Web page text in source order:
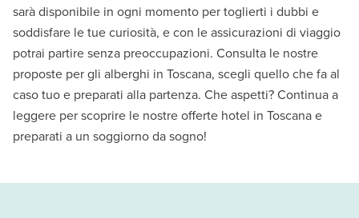
sarà disponibile in ogni momento per toglierti i dubbi e
soddisfare le tue curiosità, e con le assicurazioni di viaggio
potrai partire senza preoccupazioni. Consulta le nostre
proposte per gli alberghi in Toscana, scegli quello che fa al
caso tuo e preparati alla partenza. Che aspetti? Continua a
leggere per scoprire le nostre offerte hotel in Toscana e
preparati a un soggiorno da sogno!